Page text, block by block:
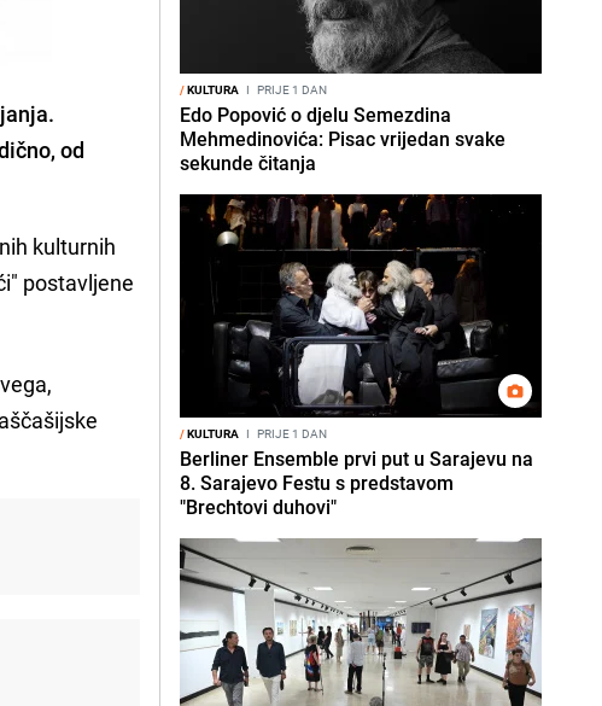
od
kulturnih
postavljene
/KULTURA I PRIJE 1 DAN
Edo Popović o djelu Semezdina
Mehmedinovića: Pisac vrijedan svake
sekunde čitanja
/KULTURA I PRIJE 1 DAN
Berliner Ensemble prvi put u Sarajevu na
8. Sarajevo Festu s predstavom
"Brechtovi duhovi"